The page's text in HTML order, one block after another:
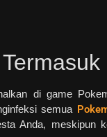
di game
semua
Anda, meskipun